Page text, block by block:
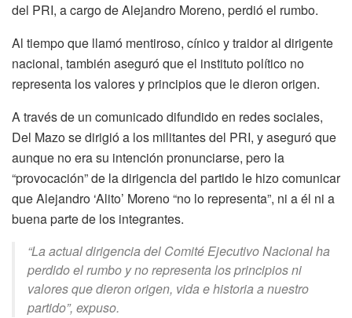
del PRI, a cargo de Alejandro Moreno, perdió el rumbo.
Al tiempo que llamó mentiroso, cínico y traidor al dirigente
nacional, también aseguró que el instituto político no
representa los valores y principios que le dieron origen.
A través de un comunicado difundido en redes sociales,
Del Mazo se dirigió a los militantes del PRI, y aseguró que
aunque no era su intención pronunciarse, pero la
“provocación” de la dirigencia del partido le hizo comunicar
que Alejandro ‘Alito’ Moreno “no lo representa”, ni a él ni a
buena parte de los integrantes.
“La actual dirigencia del Comité Ejecutivo Nacional ha
perdido el rumbo y no representa los principios ni
valores que dieron origen, vida e historia a nuestro
partido”, expuso.